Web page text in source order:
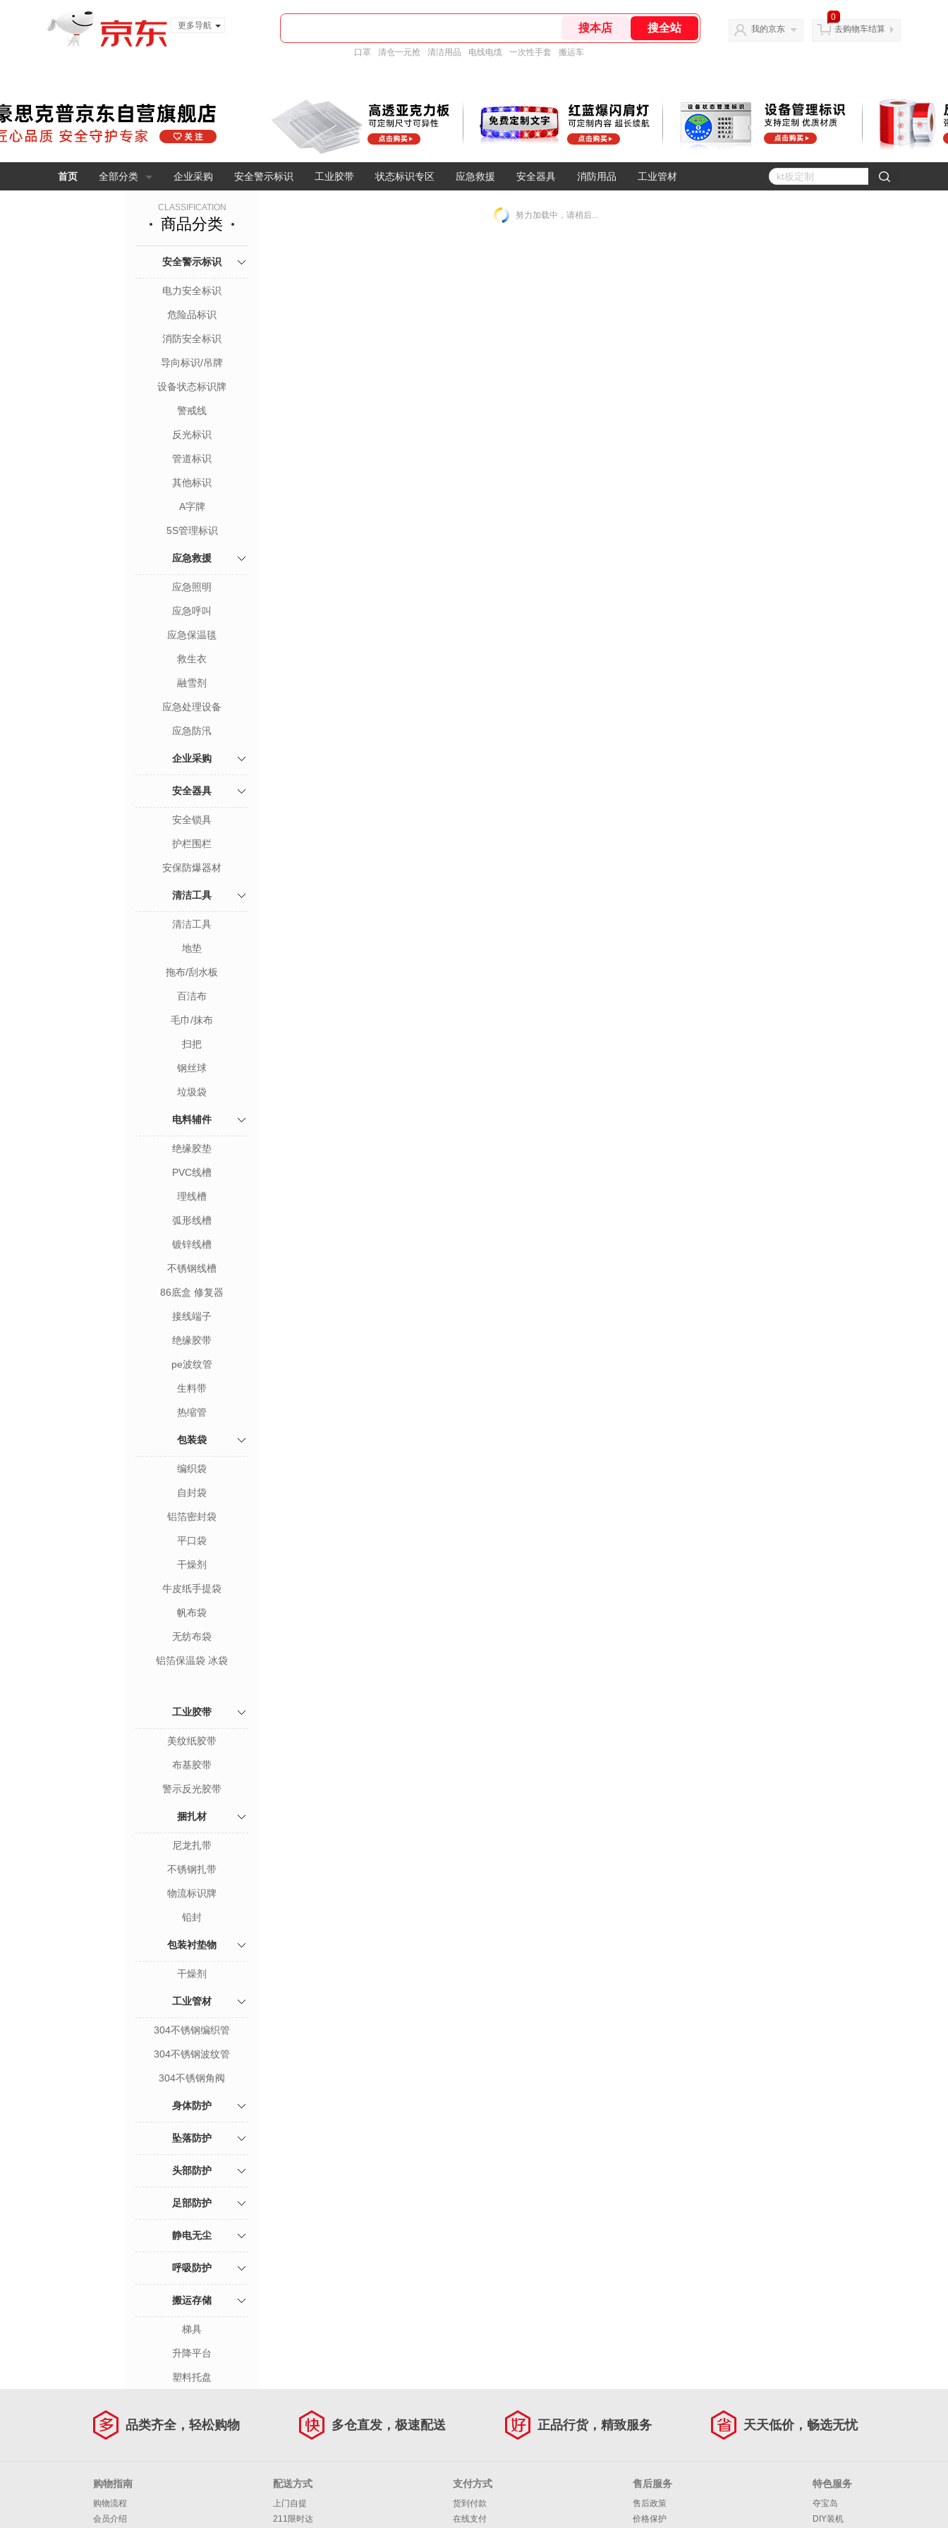
更多导航
口罩 清仓一元抢 清洁用品 电线电缆 一次性手套 搬运车
我的京东
0
去购物车结算
首页 全部分类 企业采购 安全警示标识 工业胶带 状态标识专区 应急救援 安全器具 消防用品 工业管材
CLASSIFICATION
商品分类
安全警示标识
电力安全标识
危险品标识
消防安全标识
导向标识/吊牌
设备状态标识牌
警戒线
反光标识
管道标识
其他标识
A字牌
5S管理标识
应急救援
应急照明
应急呼叫
应急保温毯
救生衣
融雪剂
应急处理设备
应急防汛
企业采购
安全器具
安全锁具
护栏围栏
安保防爆器材
清洁工具
清洁工具
地垫
拖布/刮水板
百洁布
毛巾/抹布
扫把
钢丝球
垃圾袋
电料辅件
绝缘胶垫
PVC线槽
理线槽
弧形线槽
镀锌线槽
不锈钢线槽
86底盒 修复器
接线端子
绝缘胶带
pe波纹管
生料带
热缩管
包装袋
编织袋
自封袋
铝箔密封袋
平口袋
干燥剂
牛皮纸手提袋
帆布袋
无纺布袋
铝箔保温袋 冰袋
工业胶带
美纹纸胶带
布基胶带
警示反光胶带
捆扎材
尼龙扎带
不锈钢扎带
物流标识牌
铅封
包装衬垫物
干燥剂
工业管材
304不锈钢编织管
304不锈钢波纹管
304不锈钢角阀
身体防护
坠落防护
头部防护
足部防护
静电无尘
呼吸防护
搬运存储
梯具
升降平台
塑料托盘
努力加载中，请稍后...
品类齐全，轻松购物 多仓直发，极速配送 正品行货，精致服务 天天低价，畅选无忧
购物指南
购物流程
会员介绍
配送方式
上门自提
211限时达
支付方式
货到付款
在线支付
售后服务
售后政策
价格保护
特色服务
夺宝岛
DIY装机